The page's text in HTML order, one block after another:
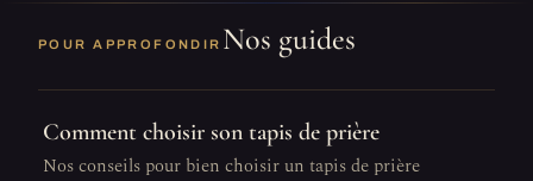
POUR APPROFONDIR Nos guides
Comment choisir son tapis de prière
Nos conseils pour bien choisir un tapis de prière